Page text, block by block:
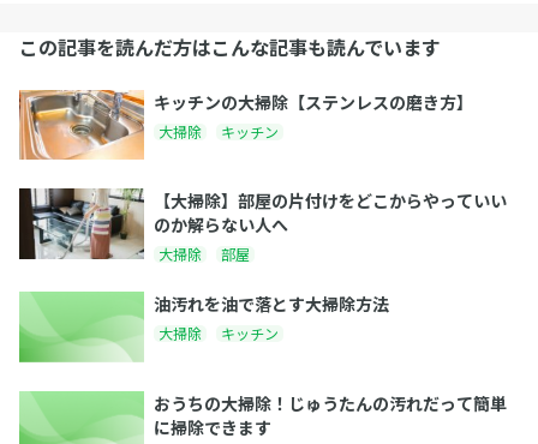
この記事を読んだ方はこんな記事も読んでいます
キッチンの大掃除【ステンレスの磨き方】
大掃除 キッチン
【大掃除】部屋の片付けをどこからやっていい
のか解らない人へ
大掃除 部屋
油汚れを油で落とす大掃除方法
大掃除 キッチン
おうちの大掃除！じゅうたんの汚れだって簡単
に掃除できます